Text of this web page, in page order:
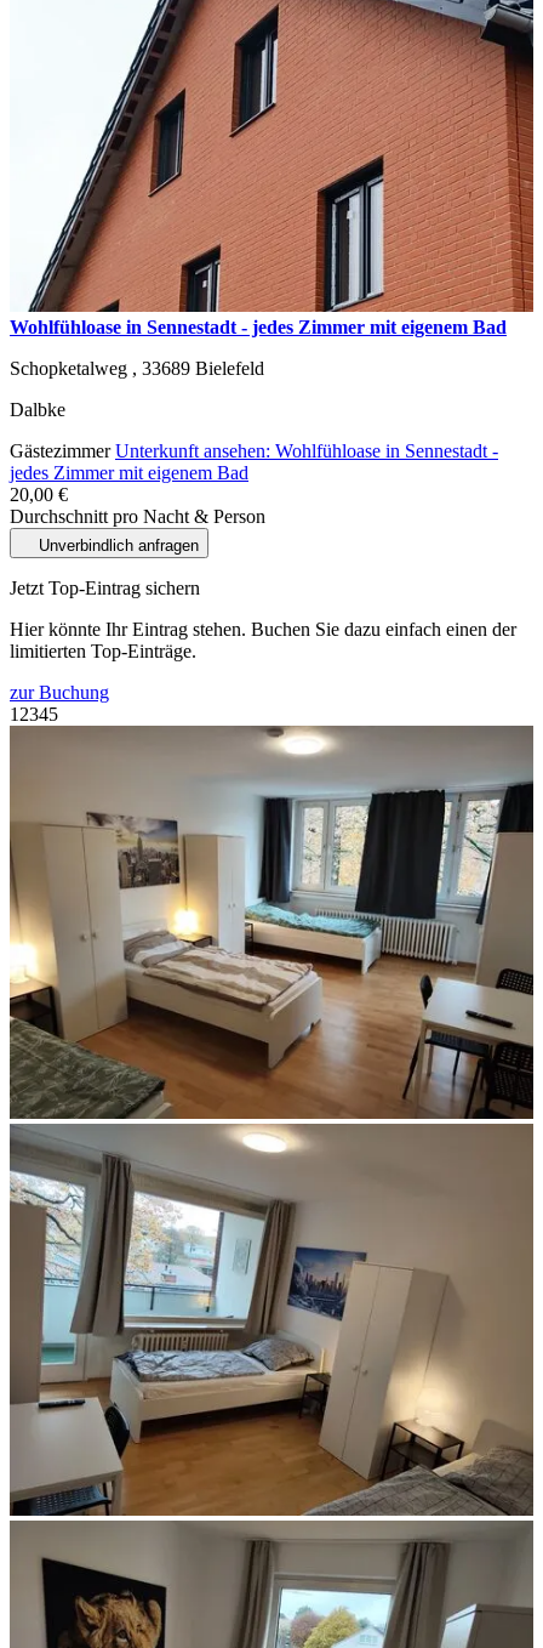
Wohlfühloase in Sennestadt - jedes Zimmer mit eigenem Bad
Schopketalweg , 33689 Bielefeld
Dalbke
GästezimmerUnterkunft ansehen: Wohlfühloase in Sennestadt -
jedes Zimmer mit eigenem Bad
20,00 €
Durchschnitt pro Nacht & Person
Unverbindlich anfragen
Jetzt Top-Eintrag sichern
Hier könnte Ihr Eintrag stehen. Buchen Sie dazu einfach einen der
limitierten Top-Einträge.
zur Buchung
1 2345